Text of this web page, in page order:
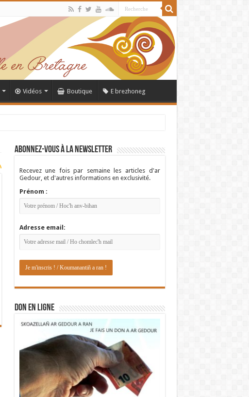
Vidéos Boutique E brezhoneg
Abonnez-vous à la newsletter
Recevez une fois par semaine les articles d'ar
Gedour, et d'autres informations en exclusivité.
Prénom :
Adresse email:
DON EN LIGNE